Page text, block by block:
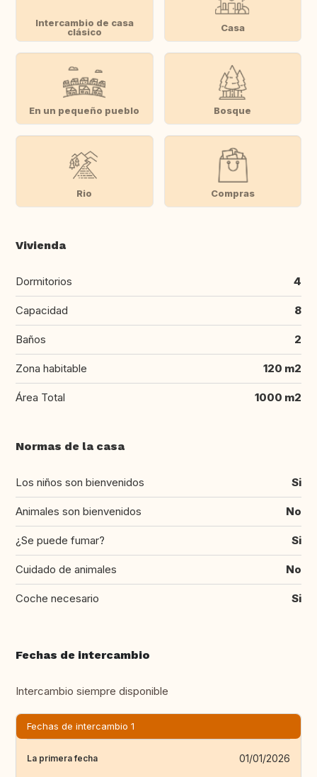
Intercambio de casa
clásico
Casa
En un pequeño pueblo Bosque
Rio Compras
Vivienda
Dormitorios 4
Capacidad 8
Baños 2
Zona habitable 120 m2
Área Total 1000 m2
Normas de la casa
Los niños son bienvenidos Si
Animales son bienvenidos No
¿Se puede fumar? Si
Cuidado de animales No
Coche necesario Si
Fechas de intercambio
Intercambio siempre disponible
Fechas de intercambio 1
La primera fecha 01/01/2026